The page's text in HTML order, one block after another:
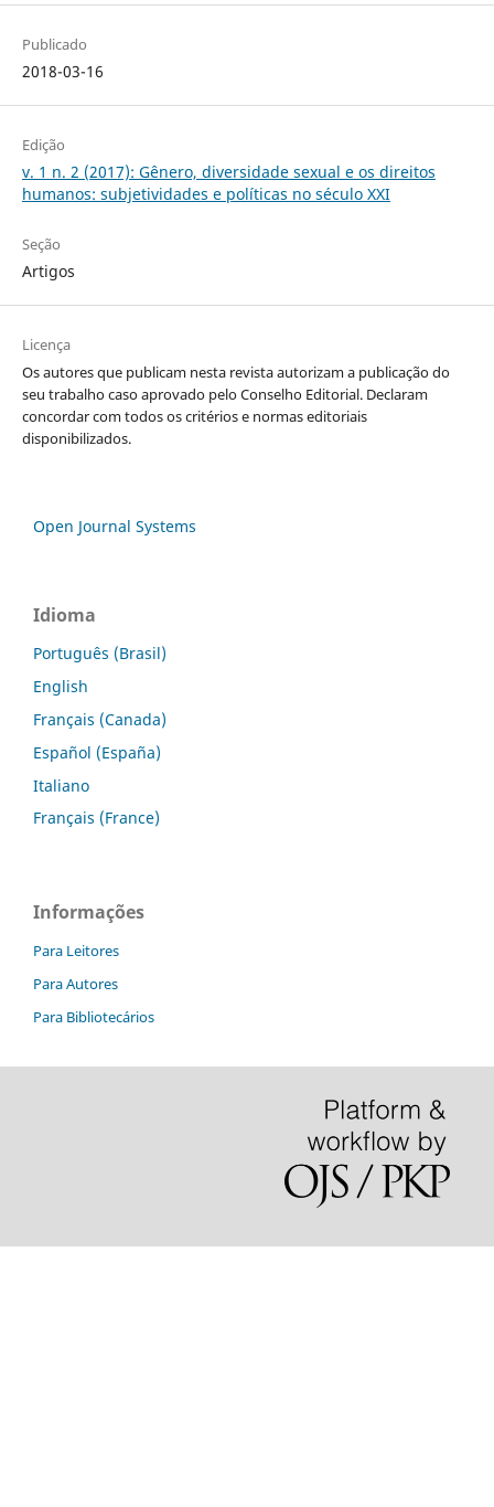
Publicado
2018-03-16
Edição
v. 1 n. 2 (2017): Gênero, diversidade sexual e os direitos
humanos: subjetividades e políticas no século XXI
Seção
Artigos
Licença
Os autores que publicam nesta revista autorizam a publicação do
seu trabalho caso aprovado pelo Conselho Editorial. Declaram
concordar com todos os critérios e normas editoriais
disponibilizados.
Open Journal Systems
Idioma
Português (Brasil)
English
Français (Canada)
Español (España)
Italiano
Français (France)
Informações
Para Leitores
Para Autores
Para Bibliotecários